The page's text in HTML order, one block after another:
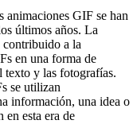
animaciones GIF se han
últimos años. La
a la
en una forma de
texto y las fotografías.
se utilizan
información, una idea o
en esta era de